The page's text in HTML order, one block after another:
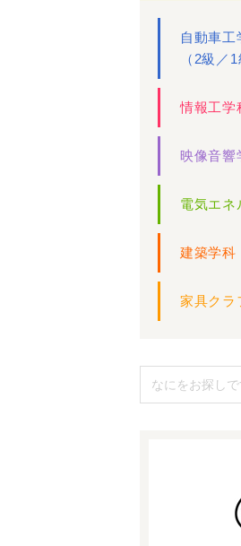
自動車工
（2級／
情報工学
映像音響
電気エネ
建築学科
家具クラ